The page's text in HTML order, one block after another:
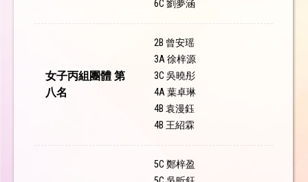
6C 劉夢涵
女子丙組團體 第
八名
2B 曾安瑶
3A 徐梓源
3C 吳曉彤
4A 葉卓琳
4B 袁漫鈺
4B 王紹霖
5C 鄭梓盈